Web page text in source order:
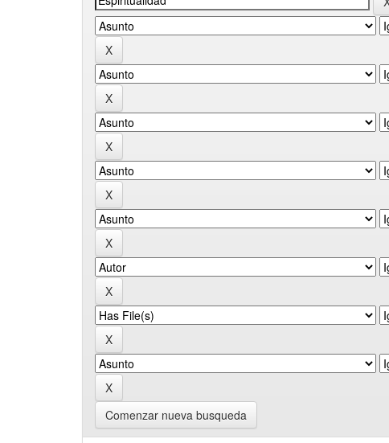
Comenzar nueva busqueda